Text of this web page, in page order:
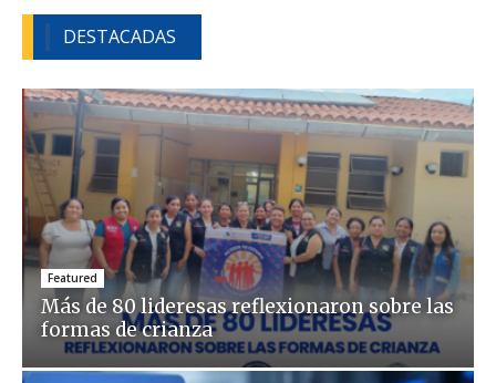
DESTACADAS
Featured
Más de 80 lideresas reflexionaron sobre las
formas de crianza